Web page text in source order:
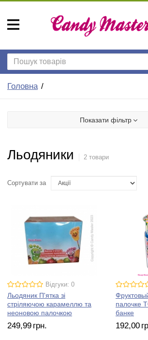
Головна
Показати фільтр
Льодяники 2 товари
Сортувати за
Відгуки: 0
Льодяник П'ятка зі
стріляючою карамеллю та
неоновою палочкою
249,99 грн.
палочке
банке
192,00